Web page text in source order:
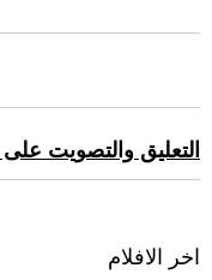
التعليق والتصويت
اخر الافلام